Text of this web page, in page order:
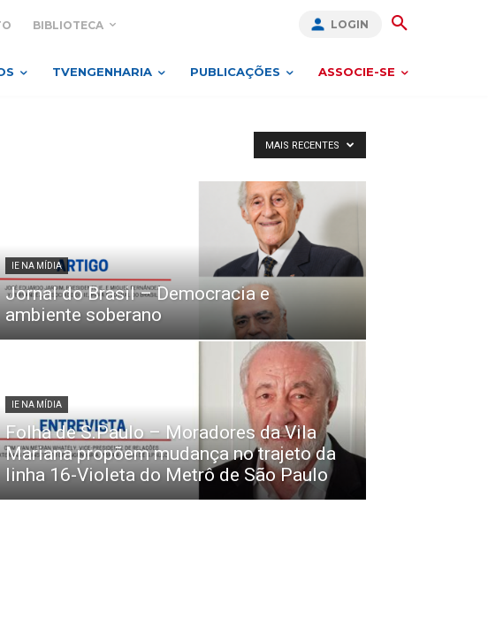
BIBLIOTECA LOGIN
TVENGENHARIA PUBLICAÇÕES ASSOCIE-SE
MAIS RECENTES
IE NA MÍDIA
Jornal do Brasil – Democracia e
ambiente soberano
IE NA MÍDIA
Folha de S.Paulo – Moradores da Vila
Mariana propõem mudança no trajeto da
linha 16-Violeta do Metrô de São Paulo